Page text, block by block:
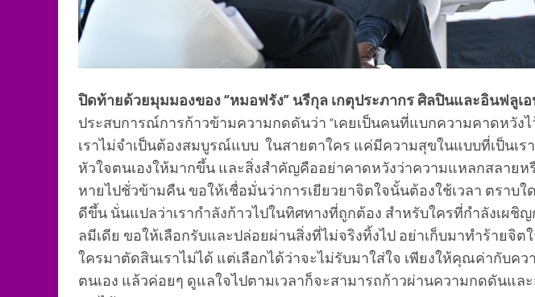
ปิดท้ายด้วยมุมมองของ “หมอฟรัง” นรีกุล เกตุประภากร ศิลปินและอินฟลูเ
ประสบการณ์การก้าวข้ามความกดดันว่า “เคยเป็นคนที่แบกความคาดหวัง
เราไม่จำเป็นต้องสมบูรณ์แบบ ในสายตาใคร แค่มีความสุขในแบบที่เป็นเร
หัวใจตนเองให้มากขึ้น และสิ่งสำคัญคืออย่าคาดหวังว่าความแหลกสลายห
หายไปชั่วข้ามคืน ขอให้เชื่อมั่นว่าการเยียวยาจิตใจนั้นต้องใช้เวลา ตราบ
ดีขึ้น นั่นแปลว่าเรากำลังก้าวไปในทิศทางที่ถูกต้อง สำหรับใครที่กำลังเผชิ
ลมีเดีย ขอให้เลือกรับและปล่อยผ่านสิ่งที่ไม่จริงทิ้งไป อย่าเก็บมาทำร้ายจิตใ
ใครมาตัดสินเราไม่ได้ แต่เลือกได้ว่าจะไม่รับมาใส่ใจ เพียงให้คุณค่ากับค
ตนเอง แล้วค่อยๆ ดูแลใจไปตามเวลาก็จะสามารถก้าวผ่านความกดดันแล